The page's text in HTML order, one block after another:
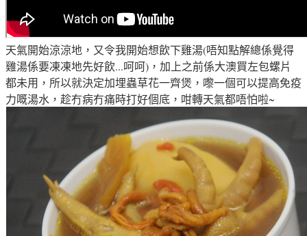
天氣開始涼涼地，又令我開始想飲下雞湯(唔知點解總係覺得
雞湯係要凍凍地先好飲...呵呵) ，加上之前係大澳買左包螺片
都未用 ，所以就決定加埋蟲草花一齊煲 ， 嚟一個可以提高免疫
力嘅湯水，趁冇病冇痛時打好個底 ， 咁轉天氣都唔怕啦~